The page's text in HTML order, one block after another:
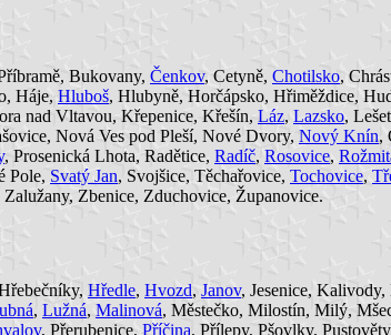
Bukovany, Čenkov, Cetyně, Chotilsko,
Háje, Hluboš, Hlubyně, Horčápsko, Hřiměždice,
nad Vltavou, Křepenice, Křešín, Láz, Lazsko,
Nová Ves pod Pleší, Nové Dvory, Nový Knín,
, Prosenická Lhota, Radětice, Radíč, Rosovice,
Pole, Svatý Jan, Svojšice, Těchařovice, Tochovice,
Zbenice, Zduchovice, Županovice.
Hředle, Hvozd, Janov, Jesenice,
, Lužná, Malinová, Městečko, Milostín, Milý,
, Přerubenice, Příčina, Přílepy, Pšovlky,